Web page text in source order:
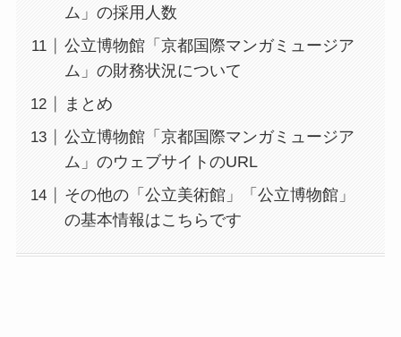
ム」の採用人数
公立博物館「京都国際マンガミュージア
ム」の財務状況について
まとめ
公立博物館「京都国際マンガミュージア
ム」のウェブサイトのURL
その他の「公立美術館」「公立博物館」
の基本情報はこちらです